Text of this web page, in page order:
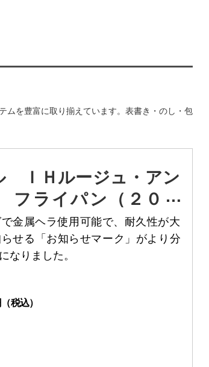
ムを豊富に取り揃えています。表書き・のし・包
ＩＨルージュ・アン
フライパン（２０ｃ
金属ヘラ使用可能で、耐久性が大
せる「お知らせマーク」がより分
なりました。
（税込）